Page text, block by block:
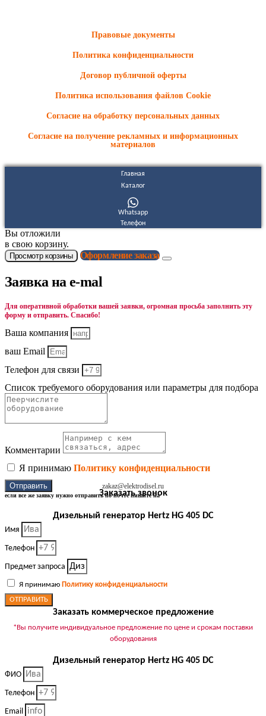
Правовые документы
Политика конфиденциальности
Договор публичной оферты
Политика использования файлов Cookie
Согласие на обработку персональных данных
Согласие на получение рекламных и информационных
материалов
Главная
Каталог
Whatsapp
Телефон
Вы отложили
в свою корзину.
Просмотр корзины Оформление заказа
Заявка на e-mal
Для оперативной обработки вашей заявки, огромная просьба заполнить эту
форму и отправить. Спасибо!
Ваша компания
ваш Email
Телефон для связи
Список требуемого оборудования или параметры для подбора
Комментарии
Я принимаю Политику конфиденциальности
Отправить
если все же заявку нужно отправить по почте пишите на
zakaz@elektrodisel.ru
Заказать звонок
Дизельный генератор Hertz HG 405 DC
Имя
Телефон
Предмет запроса
Я принимаю Политику конфиденциальности
ОТПРАВИТЬ
Заказать коммерческое предложение
*Вы получите индивидуальное предложение по цене и срокам поставки
оборудования
Дизельный генератор Hertz HG 405 DC
ФИО
Телефон
Email